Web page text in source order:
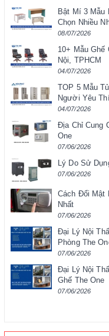
Bật Mí 3 Mẫu
Chọn Nhiều
08/07/2026
10+ Mẫu Ghế
Nội, TPHCM
04/07/2026
TOP 5 Mẫu
Người Yêu
04/07/2026
Địa Chỉ Cung
One
07/06/2026
Lý Do Sử
07/06/2026
Cách Đổi Mật
Nhất
07/06/2026
Đại Lý Nội
Phòng The
07/06/2026
Đại Lý Nội
Ghế The One
07/06/2026